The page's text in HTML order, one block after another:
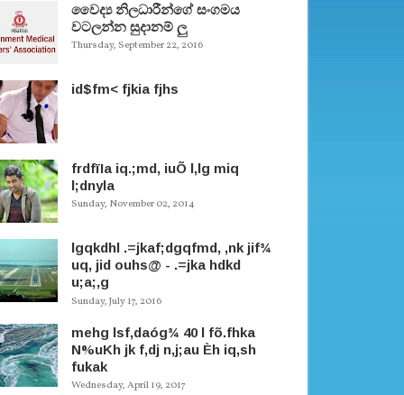
වෛද්‍ය නිලධාරීන්ගේ සංගමය
වටලන්න සුදානම් ලු
Thursday, September 22, 2016
id$fm< fjkia fjhs
frdfïIa iq.;md, iuÕ l,lg miq
l;dnyla
Sunday, November 02, 2014
lgqkdhl .=jkaf;dgqfmd, ,nk jif¾
uq, jid ouhs@ - .=jka hdkd
u;a;,g
Sunday, July 17, 2016
mehg lsf,daóg¾ 40 l fõ.fhka
N%uKh jk f,dj n,j;au Èh iq,sh
fukak
Wednesday, April 19, 2017